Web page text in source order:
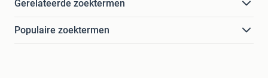
Gerelateerde zoektermen
Populaire zoektermen